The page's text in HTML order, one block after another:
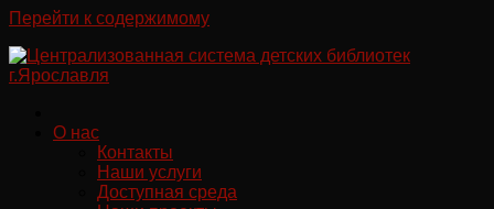
Перейти к содержимому
О нас
Контакты
Наши услуги
Доступная среда